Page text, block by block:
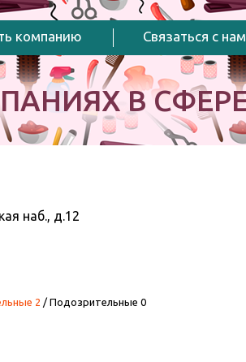
компанию Связаться с
В
наб., д.12
2 / Подозрительные 0